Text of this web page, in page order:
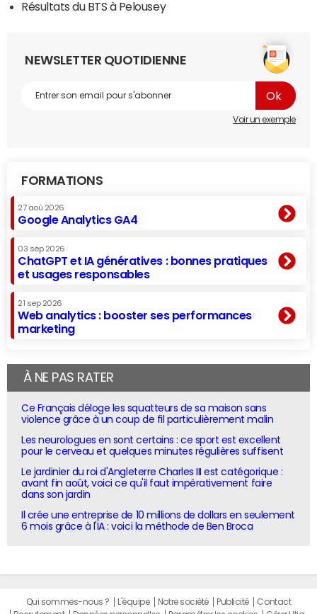
Résultats du BTS à Pelousey
NEWSLETTER QUOTIDIENNE
Voir un exemple
FORMATIONS
27 aoû 2026
Google Analytics GA4
03 sep 2026
ChatGPT et IA génératives : bonnes pratiques
et usages responsables
21 sep 2026
Web analytics : booster ses performances
marketing
À NE PAS RATER
Ce Français déloge les squatteurs de sa maison sans
violence grâce à un coup de fil particulièrement malin
Les neurologues en sont certains : ce sport est excellent
pour le cerveau et quelques minutes régulières suffisent
Le jardinier du roi d'Angleterre Charles III est catégorique :
avant fin août, voici ce qu'il faut impérativement faire
dans son jardin
Il crée une entreprise de 10 millions de dollars en seulement
6 mois grâce à l'IA : voici la méthode de Ben Broca
Qui sommes-nous ? L'équipe Notre société Publicité
Contact